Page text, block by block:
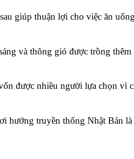
giúp thuận lợi cho việc ăn
và thông gió được trồng thêm
được nhiều người lựa chọn vì
hướng truyền thống Nhật Bản